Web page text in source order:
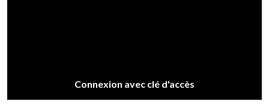
Connexion avec clé d'accès